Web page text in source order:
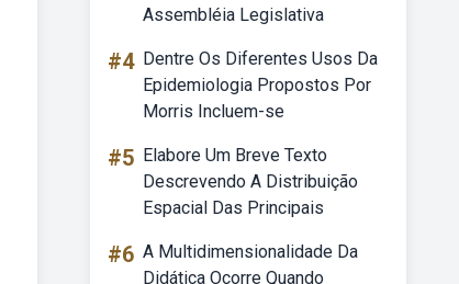
Assembléia Legislativa
#4 Dentre Os Diferentes Usos Da
Epidemiologia Propostos Por
Morris Incluem-se
#5 Elabore Um Breve Texto
Descrevendo A Distribuição
Espacial Das Principais
#6 A Multidimensionalidade Da
Didática Ocorre Quando